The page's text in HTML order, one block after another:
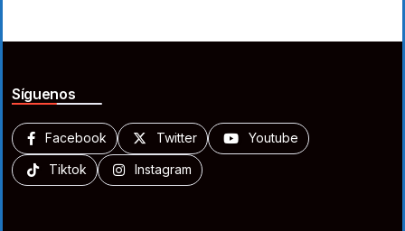
Síguenos
Facebook Twitter Youtube
Tiktok Instagram